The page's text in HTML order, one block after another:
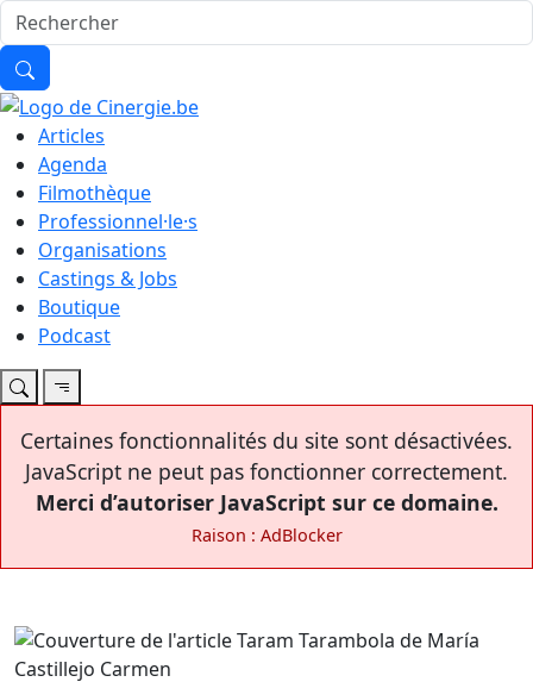
Articles
Agenda
Filmothèque
Professionnel·le·s
Organisations
Castings & Jobs
Boutique
Podcast
Certaines fonctionnalités du site sont désactivées.
JavaScript ne peut pas fonctionner correctement.
Merci d’autoriser JavaScript sur ce domaine.
Raison : AdBlocker